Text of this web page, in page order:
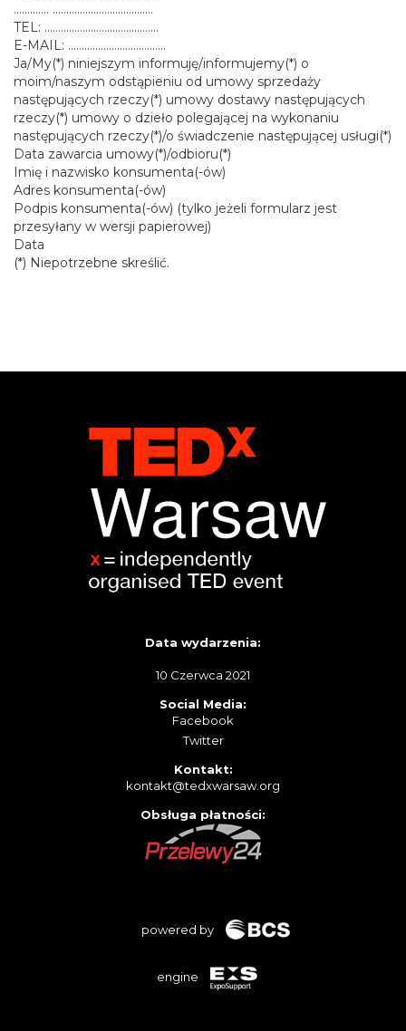
…………. …………………………….…
TEL: ……………………………………
E-MAIL: ………………………………
Ja/My(*) niniejszym informuję/informujemy(*) o
moim/naszym odstąpieniu od umowy sprzedaży
następujących rzeczy(*) umowy dostawy następujących
rzeczy(*) umowy o dzieło polegającej na wykonaniu
następujących rzeczy(*)/o świadczenie następującej usługi(*)
Data zawarcia umowy(*)/odbioru(*)
Imię i nazwisko konsumenta(-ów)
Adres konsumenta(-ów)
Podpis konsumenta(-ów) (tylko jeżeli formularz jest
przesyłany w wersji papierowej)
Data
(*) Niepotrzebne skreślić.
Data wydarzenia:
10 Czerwca 2021
Social Media:
Facebook
Twitter
Kontakt:
kontakt@tedxwarsaw.org
Obsługa płatności:
powered by
engine